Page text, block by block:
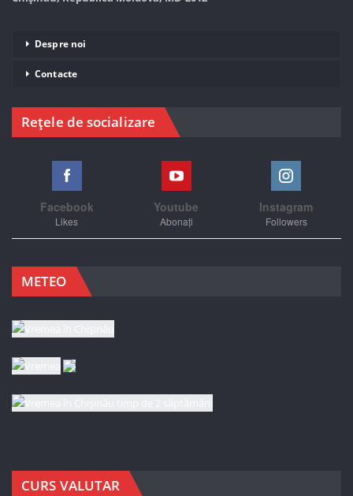
Despre noi
Contacte
Rețele de socializare
Facebook
Likes
Youtube
Abonați
Instagram
Followers
METEO
CURS VALUTAR